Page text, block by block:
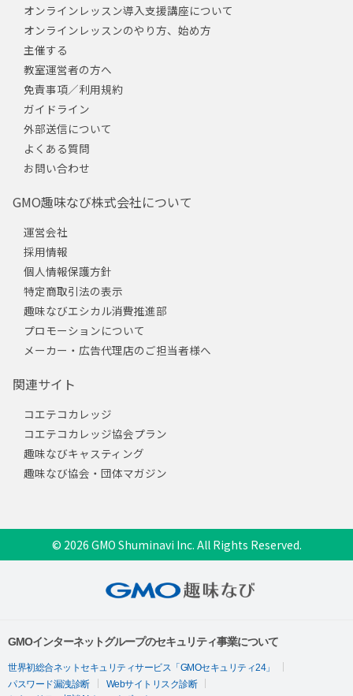
オンラインレッスン導入支援講座について
オンラインレッスンのやり方、始め方
主催する
教室運営者の方へ
免責事項／利用規約
ガイドライン
外部送信について
よくある質問
お問い合わせ
GMO趣味なび株式会社について
運営会社
採用情報
個人情報保護方針
特定商取引法の表示
趣味なびエシカル消費推進部
プロモーションについて
メーカー・広告代理店のご担当者様へ
関連サイト
コエテコカレッジ
コエテコカレッジ協会プラン
趣味なびキャスティング
趣味なび協会・団体マガジン
© 2026 GMO Shuminavi Inc. All Rights Reserved.